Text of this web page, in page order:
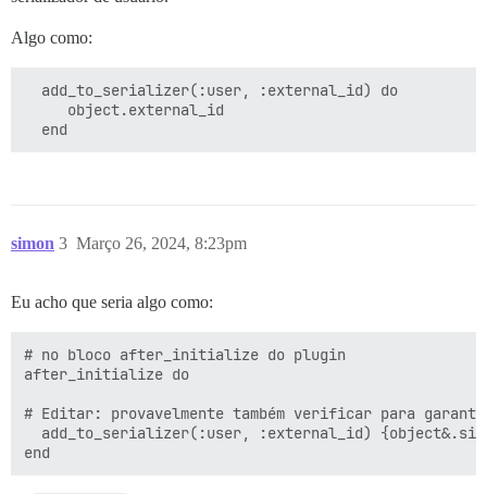
Algo como:
  add_to_serializer(:user, :external_id) do
     object.external_id
simon Março 26, 2024, 8:23pm
3
Eu acho que seria algo como:
# no bloco after_initialize do plugin
after_initialize do
# Editar: provavelmente também verificar para
add_to_serializer(:user, :external_id)